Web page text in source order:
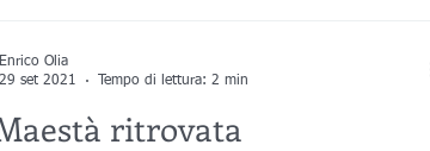
ritrovata
Enrico Olia
29 set 2021
Tempo di lettura: 2 min